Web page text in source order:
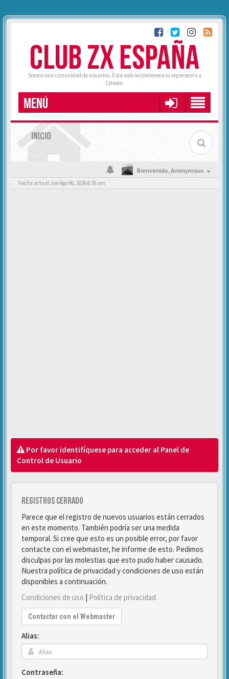
CLUB ZX ESPAÑA
Somos una comunidad de usuarios. Esta web no pertenece ni representa a
Citroën.
MENÚ
INICIO
Bienvenido,Anonymous
Fecha actual Jue Ago 06, 2026 8:56 am
Por favor identifíquese para acceder al Panel de
Control de Usuario
Registros cerrado
Parece que el registro de nuevos usuarios están cerrados
en este momento. También podría ser una medida
temporal. Si cree que esto es un posible error, por favor
contacte con el webmaster, he informe de esto. Pedimos
disculpas por las molestias que esto pudo haber causado.
Nuestra política de privacidad y condiciones de uso están
disponibles a continuación.
Condiciones de uso | Política de privacidad
Contactar con el Webmaster
Alias:
Contraseña: